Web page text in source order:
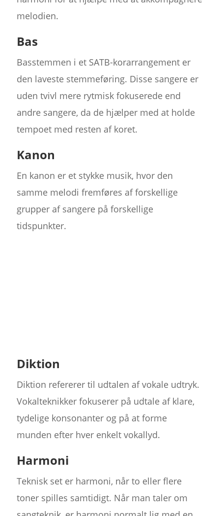
melodien.
Bas
Basstemmen i et SATB-korarrangement er
den laveste stemmeføring. Disse sangere er
uden tvivl mere rytmisk fokuserede end
andre sangere, da de hjælper med at holde
tempoet med resten af koret.
Kanon
En kanon er et stykke musik, hvor den
samme melodi fremføres af forskellige
grupper af sangere på forskellige
tidspunkter.
Diktion
Diktion refererer til udtalen af vokale udtryk.
Vokalteknikker fokuserer på udtale af klare,
tydelige konsonanter og på at forme
munden efter hver enkelt vokallyd.
Harmoni
Teknisk set er harmoni, når to eller flere
toner spilles samtidigt. Når man taler om